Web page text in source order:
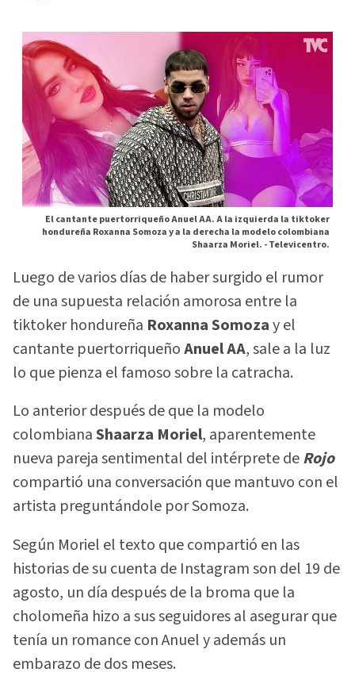
El cantante puertorriqueño Anuel AA. A la izquierda la tiktoker
hondureña Roxanna Somoza y a la derecha la modelo colombiana
Shaarza Moriel. -Televicentro.
Luego de varios días de haber surgido el rumor
de una supuesta relación amorosa entre la
tiktoker hondureña Roxanna Somozay el
cantante puertorriqueñoAnuel AA, sale a la luz
lo que pienza el famoso sobre la catracha.
Lo anterior después de que la modelo
colombianaShaarza Moriel, aparentemente
nueva pareja sentimental del intérprete deRojo
compartió una conversación que mantuvo con el
artista preguntándole por Somoza.
Según Moriel el texto que compartió en las
historias de su cuenta de Instagram son del 19 de
agosto, un día después de la broma que la
cholomeña hizo a sus seguidores al asegurar que
tenía un romance con Anuel y además un
embarazo de dos meses.